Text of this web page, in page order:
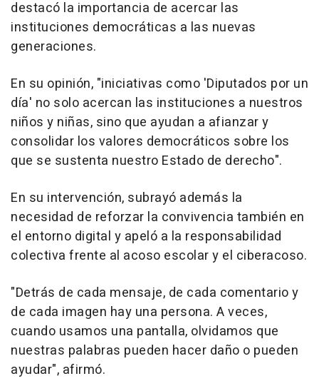
destacó la importancia de acercar las
instituciones democráticas a las nuevas
generaciones.
En su opinión, "iniciativas como 'Diputados por un
día' no solo acercan las instituciones a nuestros
niños y niñas, sino que ayudan a afianzar y
consolidar los valores democráticos sobre los
que se sustenta nuestro Estado de derecho".
En su intervención, subrayó además la
necesidad de reforzar la convivencia también en
el entorno digital y apeló a la responsabilidad
colectiva frente al acoso escolar y el ciberacoso.
"Detrás de cada mensaje, de cada comentario y
de cada imagen hay una persona. A veces,
cuando usamos una pantalla, olvidamos que
nuestras palabras pueden hacer daño o pueden
ayudar", afirmó.